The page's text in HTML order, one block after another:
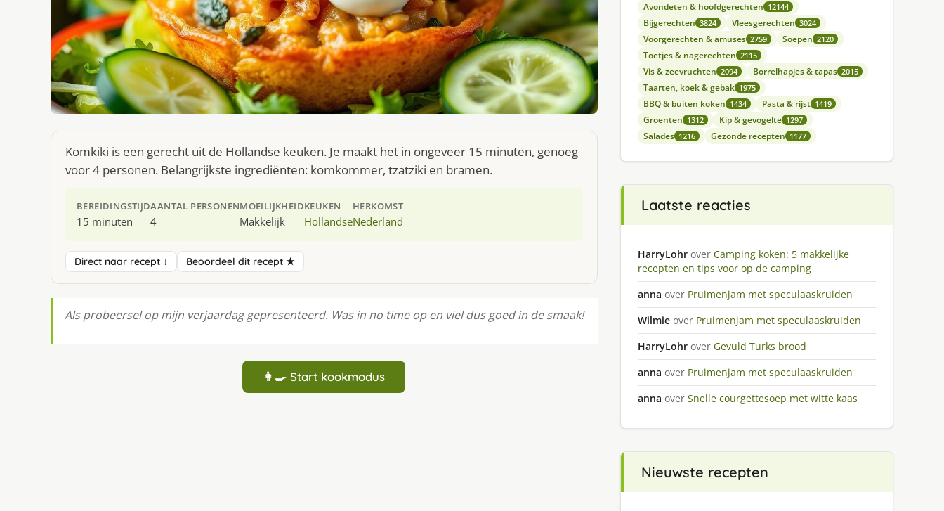
Komkiki is een gerecht uit de Hollandse keuken. Je maakt het in ongeveer 15 minuten, genoeg
voor 4 personen. Belangrijkste ingrediënten: komkommer, tzatziki en bramen.
BEREIDINGSTIJD
15 minuten
AANTAL PERSONEN
4
MOEILIJKHEID
Makkelijk
KEUKEN
Hollandse
HERKOMST
Nederland
Direct naar recept ↓ Beoordeel dit recept ★
Als probeersel op mijn verjaardag gepresenteerd. Was in no time op en viel dus goed in de smaak!
👩‍🍳 Start kookmodus
Avondeten & hoofdgerechten 12144
Bijgerechten 3824 Vleesgerechten 3024
Voorgerechten & amuses 2759 Soepen 2120
Toetjes & nagerechten 2115
Vis & zeevruchten 2094 Borrelhapjes & tapas 2015
Taarten, koek & gebak 1975
BBQ & buiten koken 1434 Pasta & rijst 1419
Groenten 1312 Kip & gevogelte 1297
Salades 1216 Gezonde recepten 1177
Laatste reacties
HarryLohr over Camping koken: 5 makkelijke
recepten en tips voor op de camping
anna over Pruimenjam met speculaaskruiden
Wilmie over Pruimenjam met speculaaskruiden
HarryLohr over Gevuld Turks brood
anna over Pruimenjam met speculaaskruiden
anna over Snelle courgettesoep met witte kaas
Nieuwste recepten